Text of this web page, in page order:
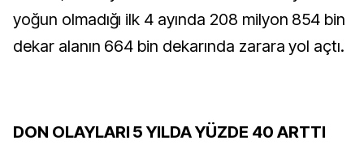
yoğun olmadığı ilk 4 ayında 208 milyon 854 bin
dekar alanın 664 bin dekarında zarara yol açtı.
DON OLAYLARI 5 YILDA YÜZDE 40 ARTTI